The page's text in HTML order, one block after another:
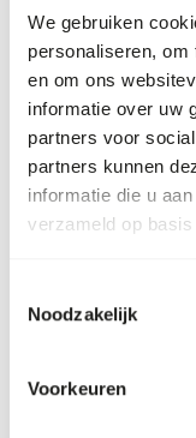
We gebruiken
personaliseren,
en om ons
informatie over uw
partners voor
partners kunnen
informatie die u
verzameld op
Noodzakelijk
Voorkeuren
Aanvullend
Divide the
two feeding
Supplement
(read more
In nature,
fraction
75%). In
The browse